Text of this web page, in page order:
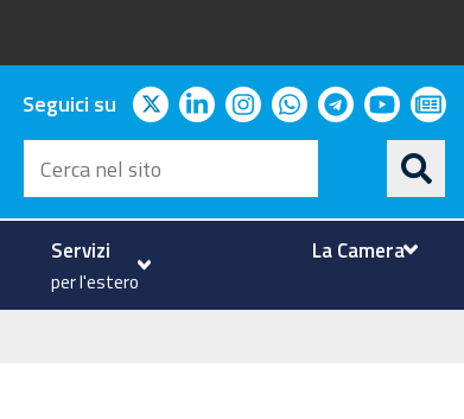
Seguici su twitterlinkedininstagram
whatsapp
telegram
Cerca
nel
sito
Servizi
per l'estero
La Camera